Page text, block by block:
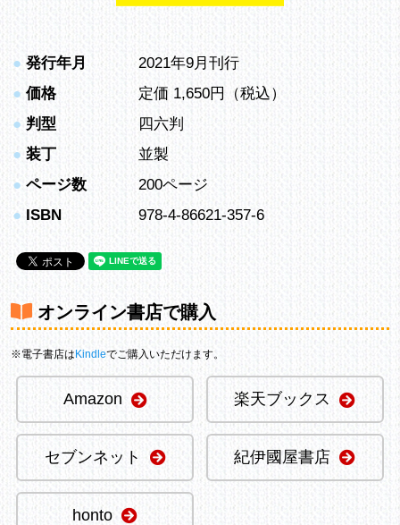
● 発行年月
2021年9月刊行
● 価格
定価 1,650円（税込）
● 判型
四六判
● 装丁
並製
● ページ数
200ページ
● ISBN 978-4-86621-357-6
オンライン書店で購入
※電子書店は Kindleでご購入いただけます。
Amazon 楽天ブックス
セブンネット 紀伊國屋書店
honto